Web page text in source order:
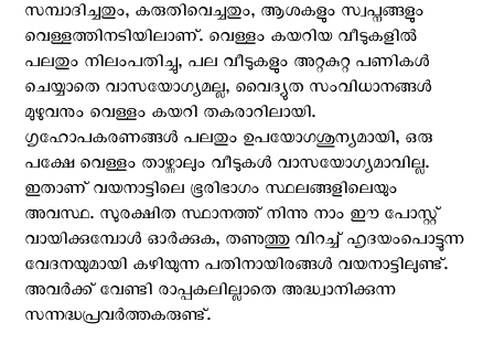
സമ്പാദിച്ചതും, കരുതിവെച്ചതും, ആശകളും സ്വപ്നങ്ങളും
വെള്ളത്തിനടിയിലാണ്. വെള്ളം കയറിയ വീടുകളില്‍
പലതും നിലംപതിച്ചു, പല വീടുകളും അറ്റകുറ്റ പണികള്‍
ചെയ്യാതെ വാസയോഗ്യമല്ല, വൈദ്യുത സംവിധാനങ്ങള്‍
മുഴുവനും വെള്ളം കയറി തകരാറിലായി.
ഗൃഹോപകരണങ്ങള്‍ പലതും ഉപയോഗശുന്യമായി, ഒരു
പക്ഷേ വെള്ളം താഴ്ന്നാലും വീടുകള്‍ വാസയോഗ്യമാവില്ല.
ഇതാണ് വയനാട്ടിലെ ഭൂരിഭാഗം സ്ഥലങ്ങളിലെയും
അവസ്ഥ. സുരക്ഷിത സ്ഥാനത്ത് നിന്നു നാം ഈ പോസ്റ്റ്
വായിക്കുമ്പോള്‍ ഓര്‍ക്കുക, തണുത്തു വിറച്ച് ഹൃദയംപൊട്ടുന്ന
വേദനയുമായി കഴിയുന്ന പതിനായിരങ്ങള്‍ വയനാട്ടിലുണ്ട്.
അവര്‍ക്ക് വേണ്ടി രാപ്പകലില്ലാതെ അദ്ധ്വാനിക്കുന്ന
സന്നദ്ധപ്രവര്‍ത്തകരുണ്ട്.